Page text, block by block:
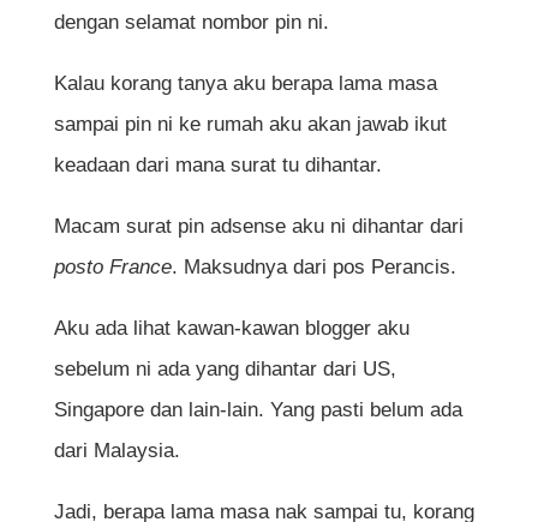
dengan selamat nombor pin ni.
Kalau korang tanya aku berapa lama masa
sampai pin ni ke rumah aku akan jawab ikut
keadaan dari mana surat tu dihantar.
Macam surat pin adsense aku ni dihantar dari
posto France. Maksudnya dari pos Perancis.
Aku ada lihat kawan-kawan blogger aku
sebelum ni ada yang dihantar dari US,
Singapore dan lain-lain. Yang pasti belum ada
dari Malaysia.
Jadi, berapa lama masa nak sampai tu, korang